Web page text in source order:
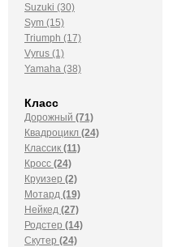
Suzuki (30)
Sym (15)
Triumph (17)
Vyrus (1)
Yamaha (38)
Класс
Дорожный (71)
Квадроцикл (24)
Классик (11)
Кросс (24)
Круизер (2)
Мотард (19)
Нейкед (27)
Родстер (14)
Скутер (24)